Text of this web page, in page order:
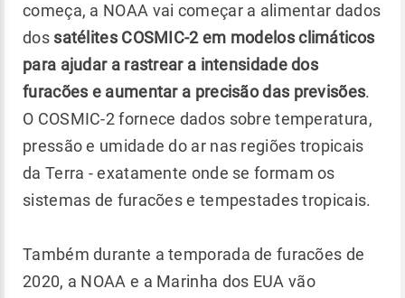
começa, a NOAA vai começar a alimentar dados
dos satélites COSMIC-2 em modelos climáticos
para ajudar a rastrear a intensidade dos
furacões e aumentar a precisão das previsões.
O COSMIC-2 fornece dados sobre temperatura,
pressão e umidade do ar nas regiões tropicais
da Terra - exatamente onde se formam os
sistemas de furacões e tempestades tropicais.
Também durante a temporada de furacões de
2020, a NOAA e a Marinha dos EUA vão